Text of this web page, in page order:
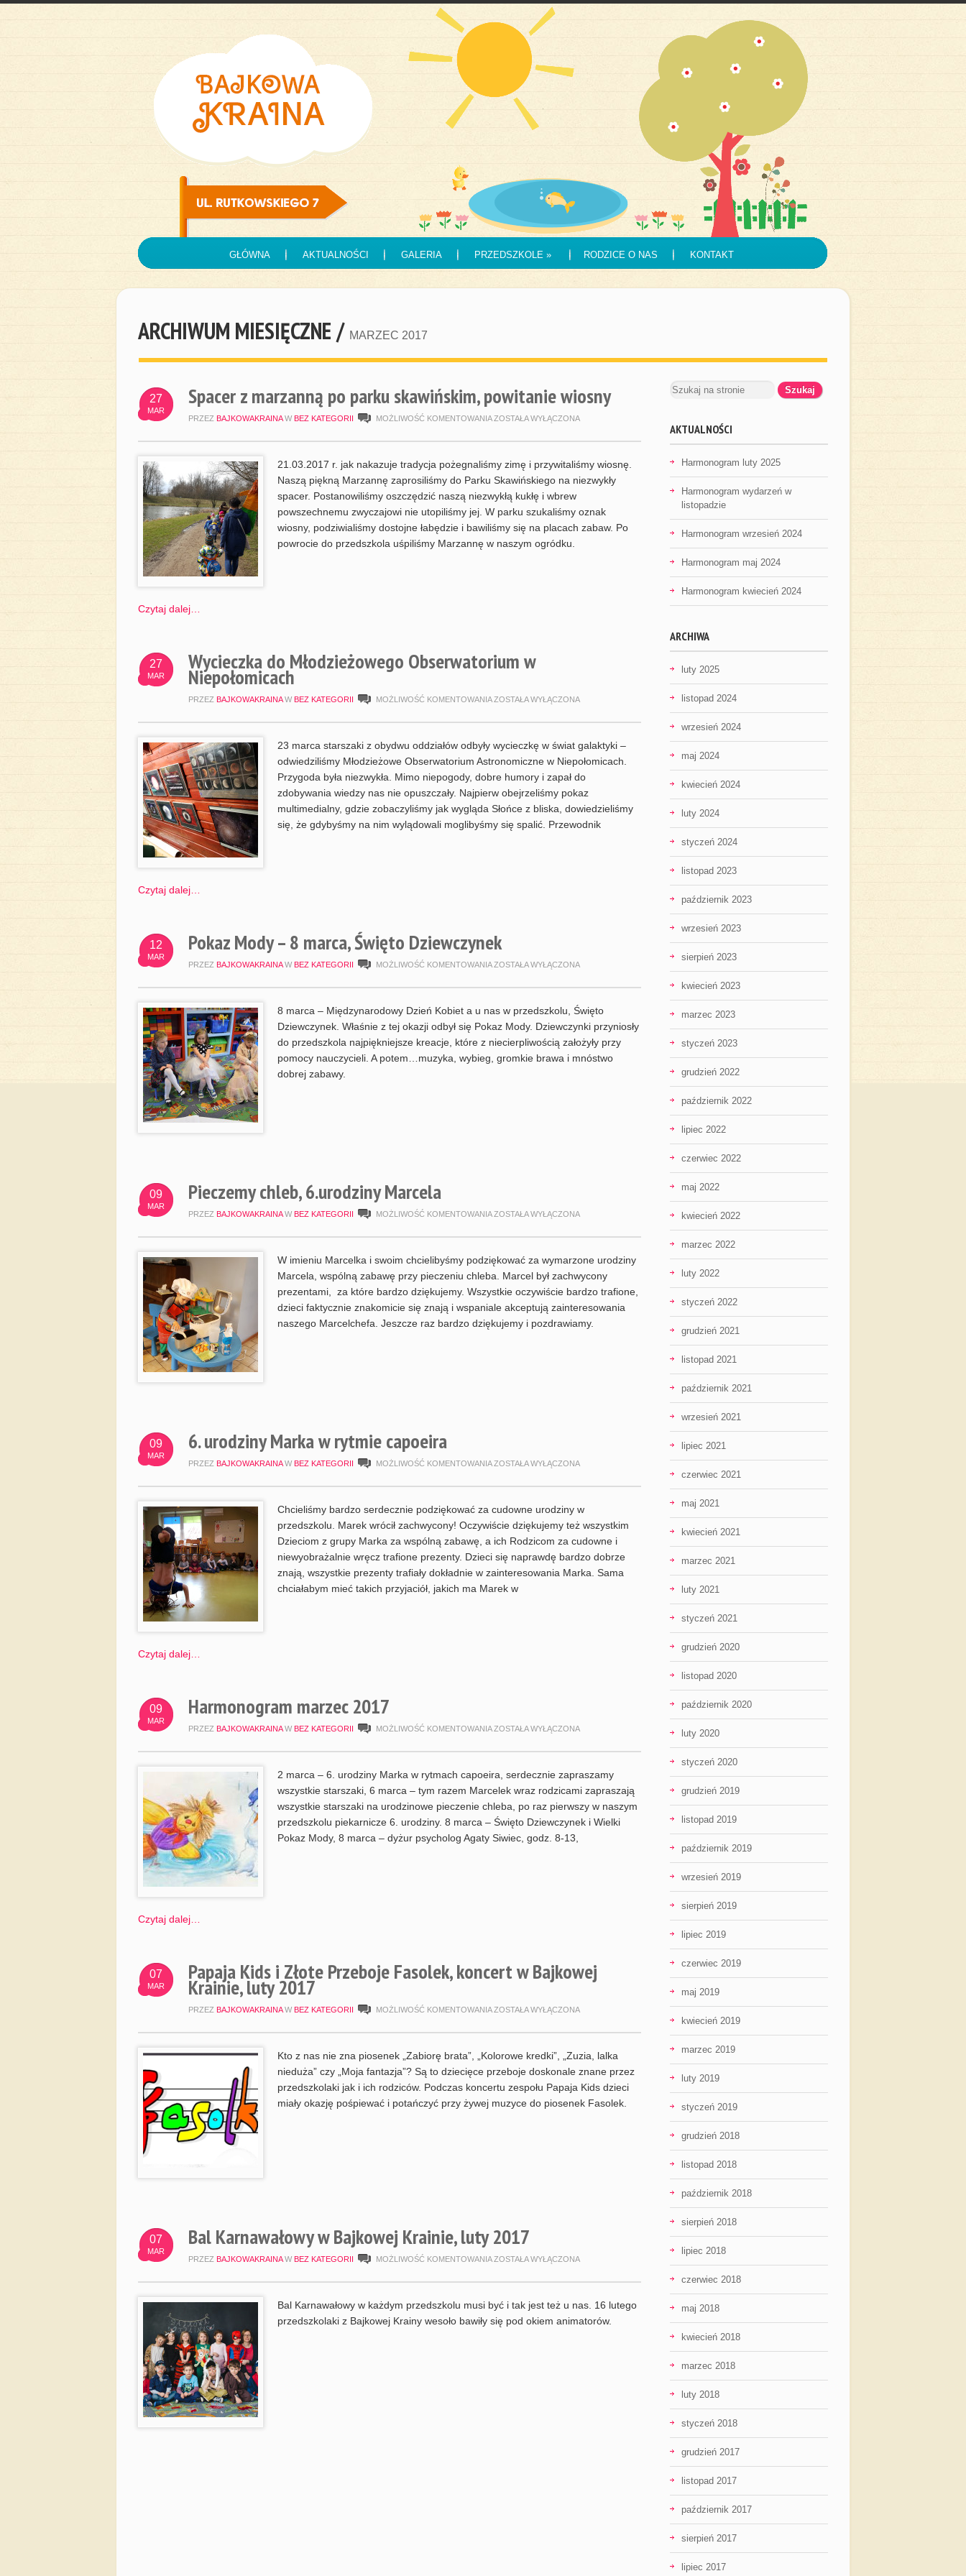
GŁÓWNA AKTUALNOŚCI GALERIA PRZEDSZKOLE» RODZICE O NAS KONTAKT
ARCHIWUM MIESIĘCZNE / MARZEC 2017
27
MAR
Spacer z marzanną po parku skawińskim, powitanie wiosny
PRZEZ BAJKOWAKRAINA W BEZ KATEGORII MOŻLIWOŚĆ KOMENTOWANIA SPACER
PO
PARKU
SKAWIŃSKIM,
ZOSTAŁA WYŁĄCZONA
21.03.2017 r. jak nakazuje tradycja pożegnaliśmy zimę i przywitaliśmy wiosnę.
Naszą piękną Marzannę zaprosiliśmy do Parku Skawińskiego na niezwykły
spacer. Postanowiliśmy oszczędzić naszą niezwykłą kukłę i wbrew
powszechnemu zwyczajowi nie utopiliśmy jej. W parku szukaliśmy oznak
wiosny, podziwialiśmy dostojne łabędzie i bawiliśmy się na placach zabaw. Po
powrocie do przedszkola uśpiliśmy Marzannę w naszym ogródku.
Czytaj dalej…
27
MAR
Wycieczka do Młodzieżowego Obserwatorium w
Niepołomicach
PRZEZ BAJKOWAKRAINA W BEZ KATEGORII MOŻLIWOŚĆ KOMENTOWANIA WYCIECZKA
OBSERWATORIUM
W
NIEPOŁOMICACH
ZOSTAŁA WYŁĄCZONA
23 marca starszaki z obydwu oddziałów odbyły wycieczkę w świat galaktyki –
odwiedziliśmy Młodzieżowe Obserwatorium Astronomiczne w Niepołomicach.
Przygoda była niezwykła. Mimo niepogody, dobre humory i zapał do
zdobywania wiedzy nas nie opuszczały. Najpierw obejrzeliśmy pokaz
multimedialny, gdzie zobaczyliśmy jak wygląda Słońce z bliska, dowiedzieliśmy
się, że gdybyśmy na nim wylądowali moglibyśmy się spalić. Przewodnik
Czytaj dalej…
12
MAR
Pokaz Mody – 8 marca, Święto Dziewczynek
PRZEZ BAJKOWAKRAINA W BEZ KATEGORII MOŻLIWOŚĆ KOMENTOWANIA POKAZ
8
MARCA,
ŚWIĘTO
ZOSTAŁA WYŁĄCZONA
8 marca – Międzynarodowy Dzień Kobiet a u nas w przedszkolu, Święto
Dziewczynek. Właśnie z tej okazji odbył się Pokaz Mody. Dziewczynki przyniosły
do przedszkola najpiękniejsze kreacje, które z niecierpliwością założyły przy
pomocy nauczycieli. A potem…muzyka, wybieg, gromkie brawa i mnóstwo
dobrej zabawy.
09
MAR
Pieczemy chleb, 6.urodziny Marcela
PRZEZ BAJKOWAKRAINA W BEZ KATEGORII MOŻLIWOŚĆ KOMENTOWANIA PIECZEMY
MARCELA
ZOSTAŁA WYŁĄCZONA
W imieniu Marcelka i swoim chcielibyśmy podziękować za wymarzone urodziny
Marcela, wspólną zabawę przy pieczeniu chleba. Marcel był zachwycony
prezentami, za które bardzo dziękujemy. Wszystkie oczywiście bardzo trafione,
dzieci faktycznie znakomicie się znają i wspaniale akceptują zainteresowania
naszego Marcelchefa. Jeszcze raz bardzo dziękujemy i pozdrawiamy.
09
MAR
6. urodziny Marka w rytmie capoeira
PRZEZ BAJKOWAKRAINA W BEZ KATEGORII MOŻLIWOŚĆ KOMENTOWANIA 6.
W
RYTMIE
CAPOEIRA
ZOSTAŁA WYŁĄCZONA
Chcieliśmy bardzo serdecznie podziękować za cudowne urodziny w
przedszkolu. Marek wrócił zachwycony! Oczywiście dziękujemy też wszystkim
Dzieciom z grupy Marka za wspólną zabawę, a ich Rodzicom za cudowne i
niewyobrażalnie wręcz trafione prezenty. Dzieci się naprawdę bardzo dobrze
znają, wszystkie prezenty trafiały dokładnie w zainteresowania Marka. Sama
chciałabym mieć takich przyjaciół, jakich ma Marek w
Czytaj dalej…
09
MAR
Harmonogram marzec 2017
PRZEZ BAJKOWAKRAINA W BEZ KATEGORII MOŻLIWOŚĆ KOMENTOWANIA HARMONOGRAM
ZOSTAŁA WYŁĄCZONA
2 marca – 6. urodziny Marka w rytmach capoeira, serdecznie zapraszamy
wszystkie starszaki, 6 marca – tym razem Marcelek wraz rodzicami zapraszają
wszystkie starszaki na urodzinowe pieczenie chleba, po raz pierwszy w naszym
przedszkolu piekarnicze 6. urodziny. 8 marca – Święto Dziewczynek i Wielki
Pokaz Mody, 8 marca – dyżur psycholog Agaty Siwiec, godz. 8-13,
Czytaj dalej…
07
MAR
Papaja Kids i Złote Przeboje Fasolek, koncert w Bajkowej
Krainie, luty 2017
PRZEZ BAJKOWAKRAINA W BEZ KATEGORII MOŻLIWOŚĆ KOMENTOWANIA PAPAJA
ZŁOTE
PRZEBOJE
FASOLEK,
2017
ZOSTAŁA WYŁĄCZONA
Kto z nas nie zna piosenek „Zabiorę brata”, „Kolorowe kredki”, „Zuzia, lalka
nieduża” czy „Moja fantazja”? Są to dziecięce przeboje doskonale znane przez
przedszkolaki jak i ich rodziców. Podczas koncertu zespołu Papaja Kids dzieci
miały okazję pośpiewać i potańczyć przy żywej muzyce do piosenek Fasolek.
07
MAR
Bal Karnawałowy w Bajkowej Krainie, luty 2017
PRZEZ BAJKOWAKRAINA W BEZ KATEGORII MOŻLIWOŚĆ KOMENTOWANIA BAL
BAJKOWEJ
ZOSTAŁA WYŁĄCZONA
Bal Karnawałowy w każdym przedszkolu musi być i tak jest też u nas. 16 lutego
przedszkolaki z Bajkowej Krainy wesoło bawiły się pod okiem animatorów.
AKTUALNOŚCI
Harmonogram luty 2025
Harmonogram wydarzeń w
listopadzie
Harmonogram wrzesień 2024
Harmonogram maj 2024
Harmonogram kwiecień 2024
ARCHIWA
luty 2025
listopad 2024
wrzesień 2024
maj 2024
kwiecień 2024
luty 2024
styczeń 2024
listopad 2023
październik 2023
wrzesień 2023
sierpień 2023
kwiecień 2023
marzec 2023
styczeń 2023
grudzień 2022
październik 2022
lipiec 2022
czerwiec 2022
maj 2022
kwiecień 2022
marzec 2022
luty 2022
styczeń 2022
grudzień 2021
listopad 2021
październik 2021
wrzesień 2021
lipiec 2021
czerwiec 2021
maj 2021
kwiecień 2021
marzec 2021
luty 2021
styczeń 2021
grudzień 2020
listopad 2020
październik 2020
luty 2020
styczeń 2020
grudzień 2019
listopad 2019
październik 2019
wrzesień 2019
sierpień 2019
lipiec 2019
czerwiec 2019
maj 2019
kwiecień 2019
marzec 2019
luty 2019
styczeń 2019
grudzień 2018
listopad 2018
październik 2018
sierpień 2018
lipiec 2018
czerwiec 2018
maj 2018
kwiecień 2018
marzec 2018
luty 2018
styczeń 2018
grudzień 2017
listopad 2017
październik 2017
sierpień 2017
lipiec 2017